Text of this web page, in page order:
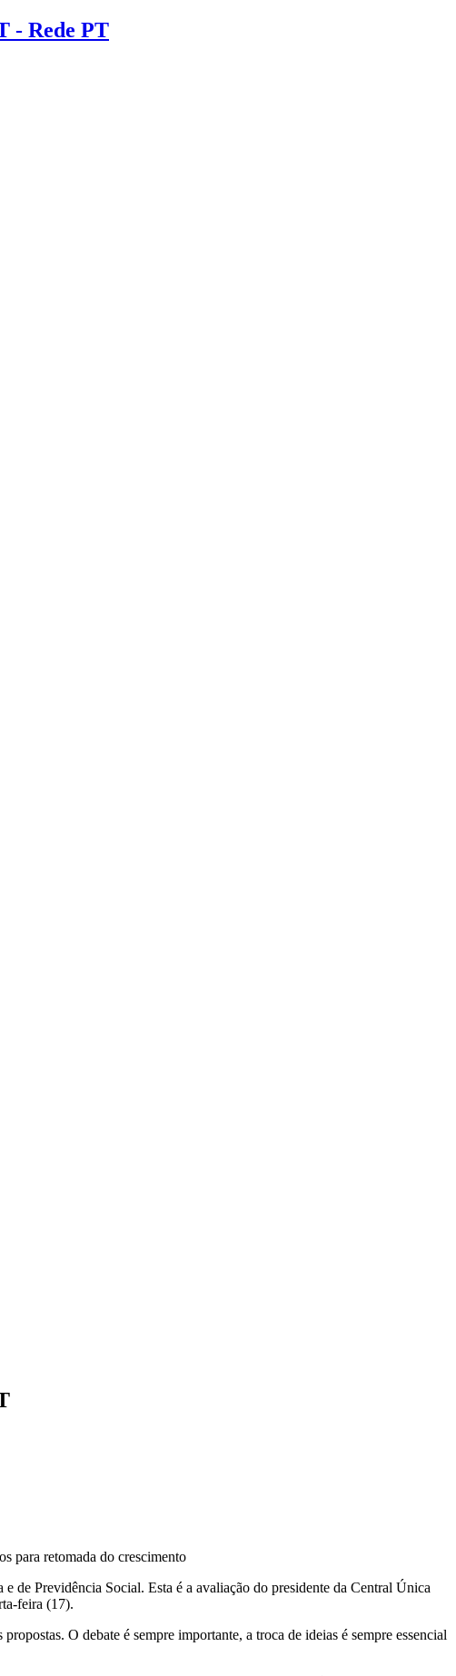
- Rede PT
para retomada do crescimento
de Previdência Social. Esta é a avaliação do presidente da Central Única
feira (17).
O debate é sempre importante, a troca de ideias é sempre essencial